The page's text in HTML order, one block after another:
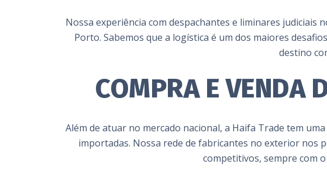
Nossa experiência com despachantes e liminares
Porto. Sabemos que a logística é um dos maiores
destino
COMPRA E VENDA
Além de atuar no mercado nacional, a Haifa Trade tem
importadas. Nossa rede de fabricantes no exterior nos
competitivos, sempre com